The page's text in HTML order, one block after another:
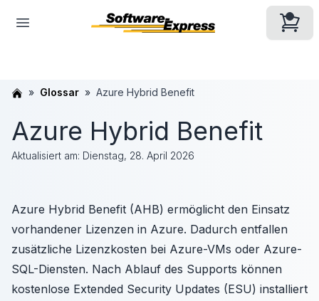
Glossar Azure Hybrid Benefit
Azure Hybrid Benefit
Aktualisiert am: Dienstag, 28. April 2026
Azure Hybrid Benefit (AHB) ermöglicht den Einsatz
vorhandener Lizenzen in Azure. Dadurch entfallen
zusätzliche Lizenzkosten bei Azure-VMs oder Azure-
SQL-Diensten. Nach Ablauf des Supports können
kostenlose Extended Security Updates (ESU) installiert